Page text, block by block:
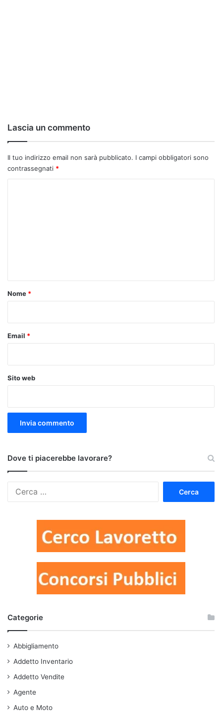
Lascia un commento
Il tuo indirizzo email non sarà pubblicato. I campi obbligatori sono
contrassegnati *
o
Nome *
Email *
Sito web
Dove ti piacerebbe lavorare?
Categorie
Abbigliamento
Addetto Inventario
Addetto Vendite
Agente
Auto e Moto